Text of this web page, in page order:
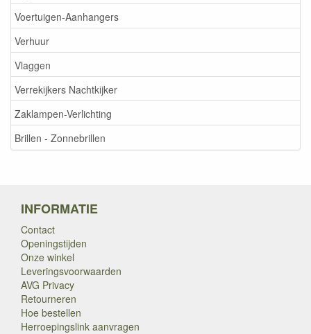
Voertuigen-Aanhangers
Verhuur
Vlaggen
Verrekijkers Nachtkijker
Zaklampen-Verlichting
Brillen - Zonnebrillen
INFORMATIE
Contact
Openingstijden
Onze winkel
Leveringsvoorwaarden
AVG Privacy
Retourneren
Hoe bestellen
Herroepingslink aanvragen